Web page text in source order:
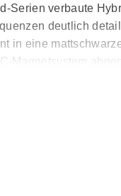
verbaute
deutlich
in eine
Magnetsystem